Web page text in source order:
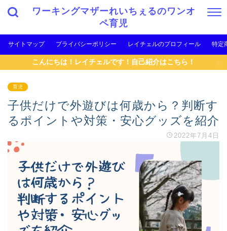
ワーキングマザーれいちぇるのワンオ
ペ育児
サイトマップ プライバシーポリシー レイチェルのプロフィール 特定
こんにちは！レイチェルです！自己紹介はこちら！
育児
子供だけで外遊びは何歳から？判断す
るポイントや対策・安心グッズを紹介
2022年7月4日